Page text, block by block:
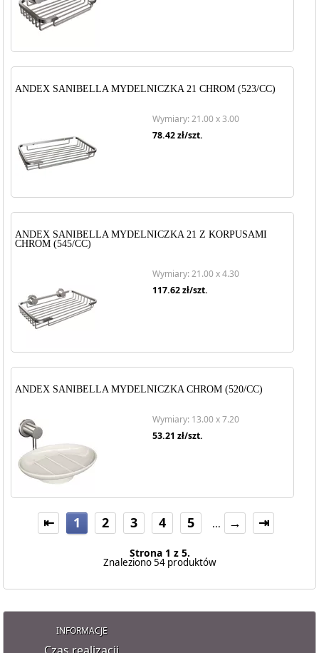
ANDEX SANIBELLA MYDELNICZKA 21 CHROM (523/CC)
Wymiary: 21.00 x 3.00
78.42zł/szt.
ANDEX SANIBELLA MYDELNICZKA 21 Z KORPUSAMI
CHROM (545/CC)
Wymiary: 21.00 x 4.30
117.62zł/szt.
ANDEX SANIBELLA MYDELNICZKA CHROM (520/CC)
Wymiary: 13.00 x 7.20
53.21 zł/szt.
⇤ 1 2 3 4 5 ... → ⇥
Strona 1 z 5.
Znaleziono 54 produktów
INFORMACJE